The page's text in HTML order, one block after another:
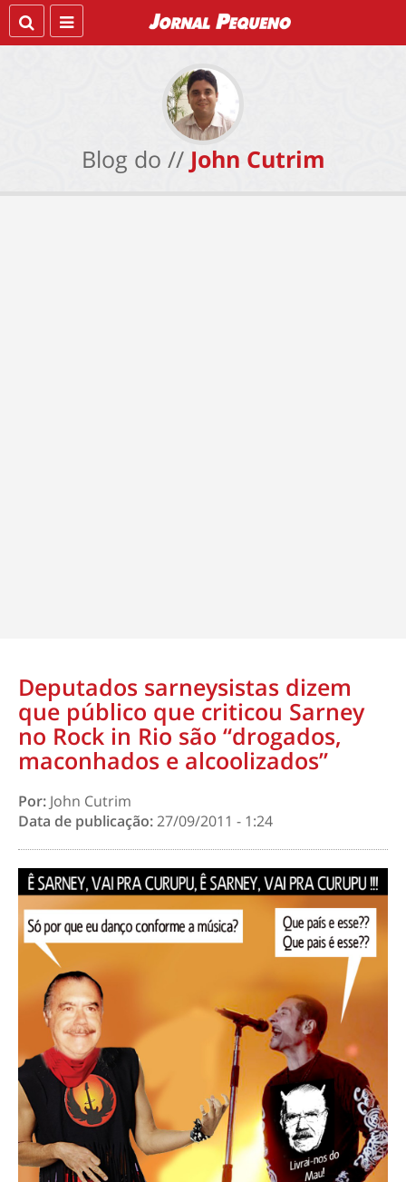
Blog do // John Cutrim
Deputados sarneysistas dizem
que público que criticou Sarney
no Rock in Rio são “drogados,
maconhados e alcoolizados”
Por: John Cutrim
Data de publicação:27/09/2011 - 1:24